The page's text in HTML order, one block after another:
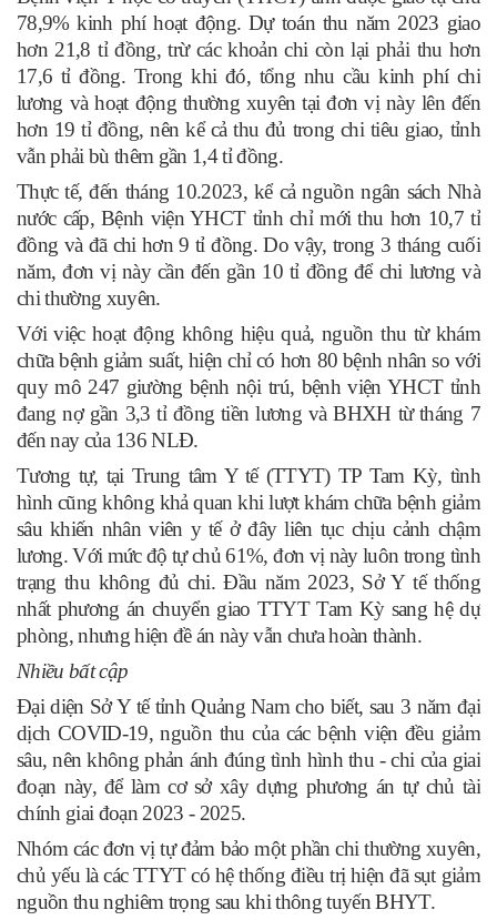
78,9% kinh phí hoạt động. Dự toán thu năm 2023 giao
hơn 21,8 tỉ đồng, trừ các khoản chi còn lại phải thu hơn
17,6 tỉ đồng. Trong khi đó, tổng nhu cầu kinh phí chi
lương và hoạt động thường xuyên tại đơn vị này lên đến
hơn 19 tỉ đồng, nên kể cả thu đủ trong chi tiêu giao, tỉnh
vẫn phải bù thêm gần 1,4 tỉ đồng.
Thực tế, đến tháng 10.2023, kể cả nguồn ngân sách Nhà
nước cấp, Bệnh viện YHCT tỉnh chỉ mới thu hơn 10,7 tỉ
đồng và đã chi hơn 9 tỉ đồng. Do vậy, trong 3 tháng cuối
năm, đơn vị này cần đến gần 10 tỉ đồng để chi lương và
chi thường xuyên.
Với việc hoạt động không hiệu quả, nguồn thu từ khám
chữa bệnh giảm suất, hiện chỉ có hơn 80 bệnh nhân so với
quy mô 247 giường bệnh nội trú, bệnh viện YHCT tỉnh
đang nợ gần 3,3 tỉ đồng tiền lương và BHXH từ tháng 7
đến nay của 136 NLĐ.
Tương tự, tại Trung tâm Y tế (TTYT) TP Tam Kỳ, tình
hình cũng không khả quan khi lượt khám chữa bệnh giảm
sâu khiến nhân viên y tế ở đây liên tục chịu cảnh chậm
lương. Với mức độ tự chủ 61%, đơn vị này luôn trong tình
trạng thu không đủ chi. Đầu năm 2023, Sở Y tế thống
nhất phương án chuyển giao TTYT Tam Kỳ sang hệ dự
phòng, nhưng hiện đề án này vẫn chưa hoàn thành.
Nhiều bất cập
Đại diện Sở Y tế tỉnh Quảng Nam cho biết, sau 3 năm đại
dịch COVID-19, nguồn thu của các bệnh viện đều giảm
sâu, nên không phản ánh đúng tình hình thu - chi của giai
đoạn này, để làm cơ sở xây dựng phương án tự chủ tài
chính giai đoạn 2023 - 2025.
Nhóm các đơn vị tự đảm bảo một phần chi thường xuyên,
chủ yếu là các TTYT có hệ thống điều trị hiện đã sụt giảm
nguồn thu nghiêm trọng sau khi thông tuyến BHYT.